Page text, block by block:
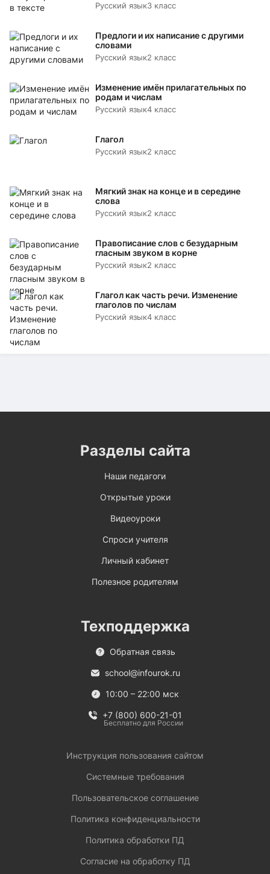
Русский язык3 класс
Предлоги и их написание с другими
словами
Русский язык2 класс
Изменение имён прилагательных по
родам и числам
Русский язык4 класс
Глагол
Русский язык2 класс
Мягкий знак на конце и в середине
слова
Русский язык2 класс
Правописание слов с безударным
гласным звуком в корне
Русский язык2 класс
Глагол как часть речи. Изменение
глаголов по числам
Русский язык4 класс
Разделы сайта
Наши педагоги
Открытые уроки
Видеоуроки
Спроси учителя
Личный кабинет
Полезное родителям
Техподдержка
Обратная связь
school@infourok.ru
10:00 – 22:00 мск
+7 (800) 600-21-01
Бесплатно для России
Инструкция пользования сайтом
Системные требования
Пользовательское соглашение
Политика конфиденциальности
Политика обработки ПД
Согласие на обработку ПД